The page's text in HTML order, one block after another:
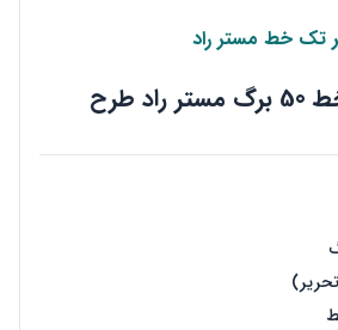
تک خط مستر راد
دفتر مشق تک خط 50 برگ مستر راد طرح